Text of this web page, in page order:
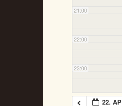
21:00
22:00
23:00
22.